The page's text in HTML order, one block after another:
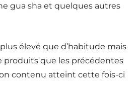
gua sha et quelques autres
élevé que d’habitude mais
produits que les précédentes
contenu atteint cette fois-ci